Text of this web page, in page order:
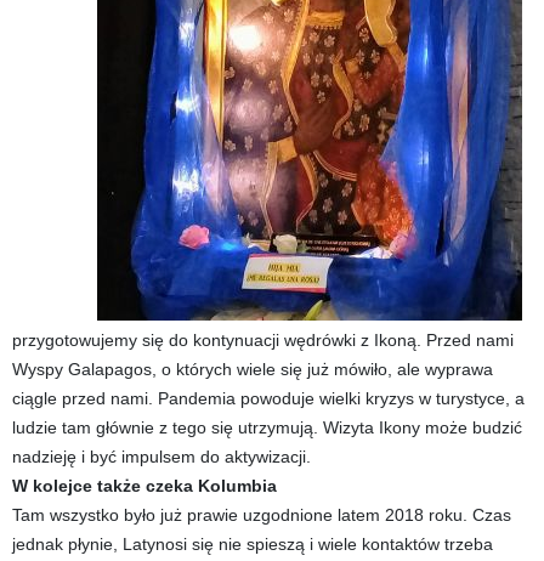
przygotowujemy się do kontynuacji wędrówki z Ikoną. Przed nami
Wyspy Galapagos, o których wiele się już mówiło, ale wyprawa
ciągle przed nami. Pandemia powoduje wielki kryzys w turystyce, a
ludzie tam głównie z tego się utrzymują. Wizyta Ikony może budzić
nadzieję i być impulsem do aktywizacji.
W kolejce także czeka Kolumbia
Tam wszystko było już prawie uzgodnione latem 2018 roku. Czas
jednak płynie, Latynosi się nie spieszą i wiele kontaktów trzeba